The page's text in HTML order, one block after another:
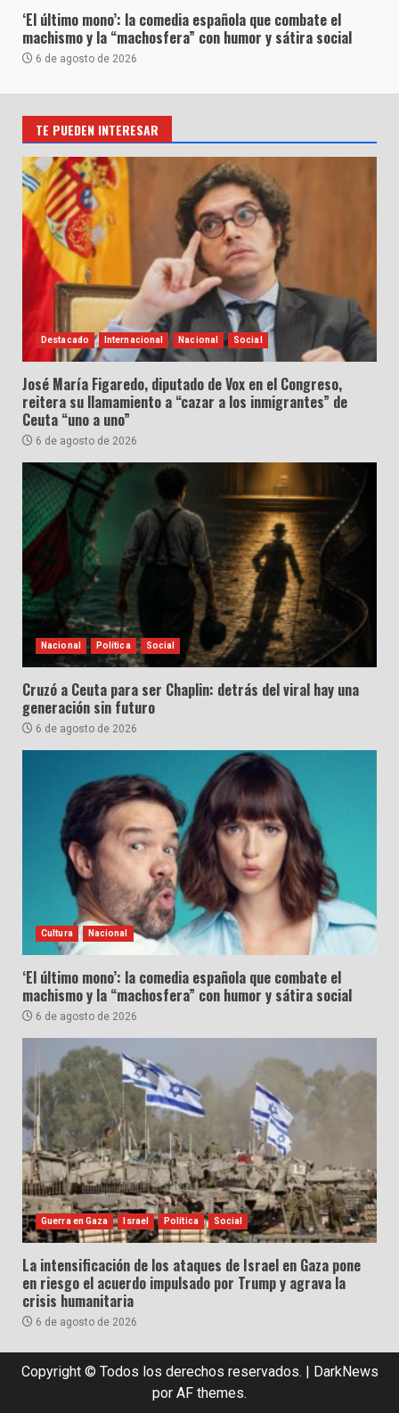
‘El último mono’: la comedia española que combate el
machismo y la “machosfera” con humor y sátira social
6 de agosto de 2026
TE PUEDEN INTERESAR
Destacado Internacional Nacional Social
José María Figaredo, diputado de Vox en el Congreso,
reitera su llamamiento a “cazar a los inmigrantes” de
Ceuta “uno a uno”
6 de agosto de 2026
Nacional Política Social
Cruzó a Ceuta para ser Chaplin: detrás del viral hay una
generación sin futuro
6 de agosto de 2026
Cultura Nacional
‘El último mono’: la comedia española que combate el
machismo y la “machosfera” con humor y sátira social
6 de agosto de 2026
Guerra en Gaza Israel Política Social
La intensificación de los ataques de Israel en Gaza pone
en riesgo el acuerdo impulsado por Trump y agrava la
crisis humanitaria
6 de agosto de 2026
Copyright © Todos los derechos reservados. | DarkNews
por AF themes.